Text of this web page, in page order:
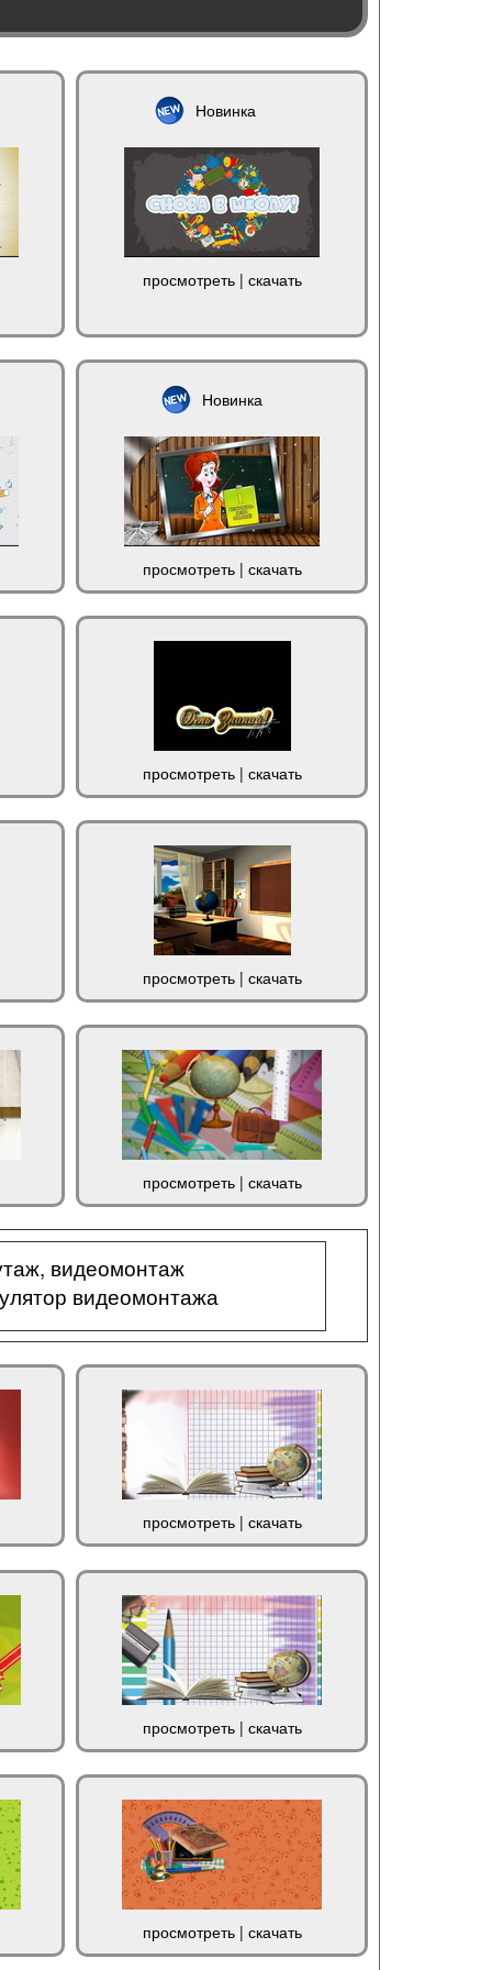
Новинка
просмотреть| скачать
Новинка
просмотреть| скачать
просмотреть| скачать
просмотреть| скачать
просмотреть| скачать
видеомонтаж
видеомонтажа
просмотреть| скачать
просмотреть| скачать
просмотреть| скачать